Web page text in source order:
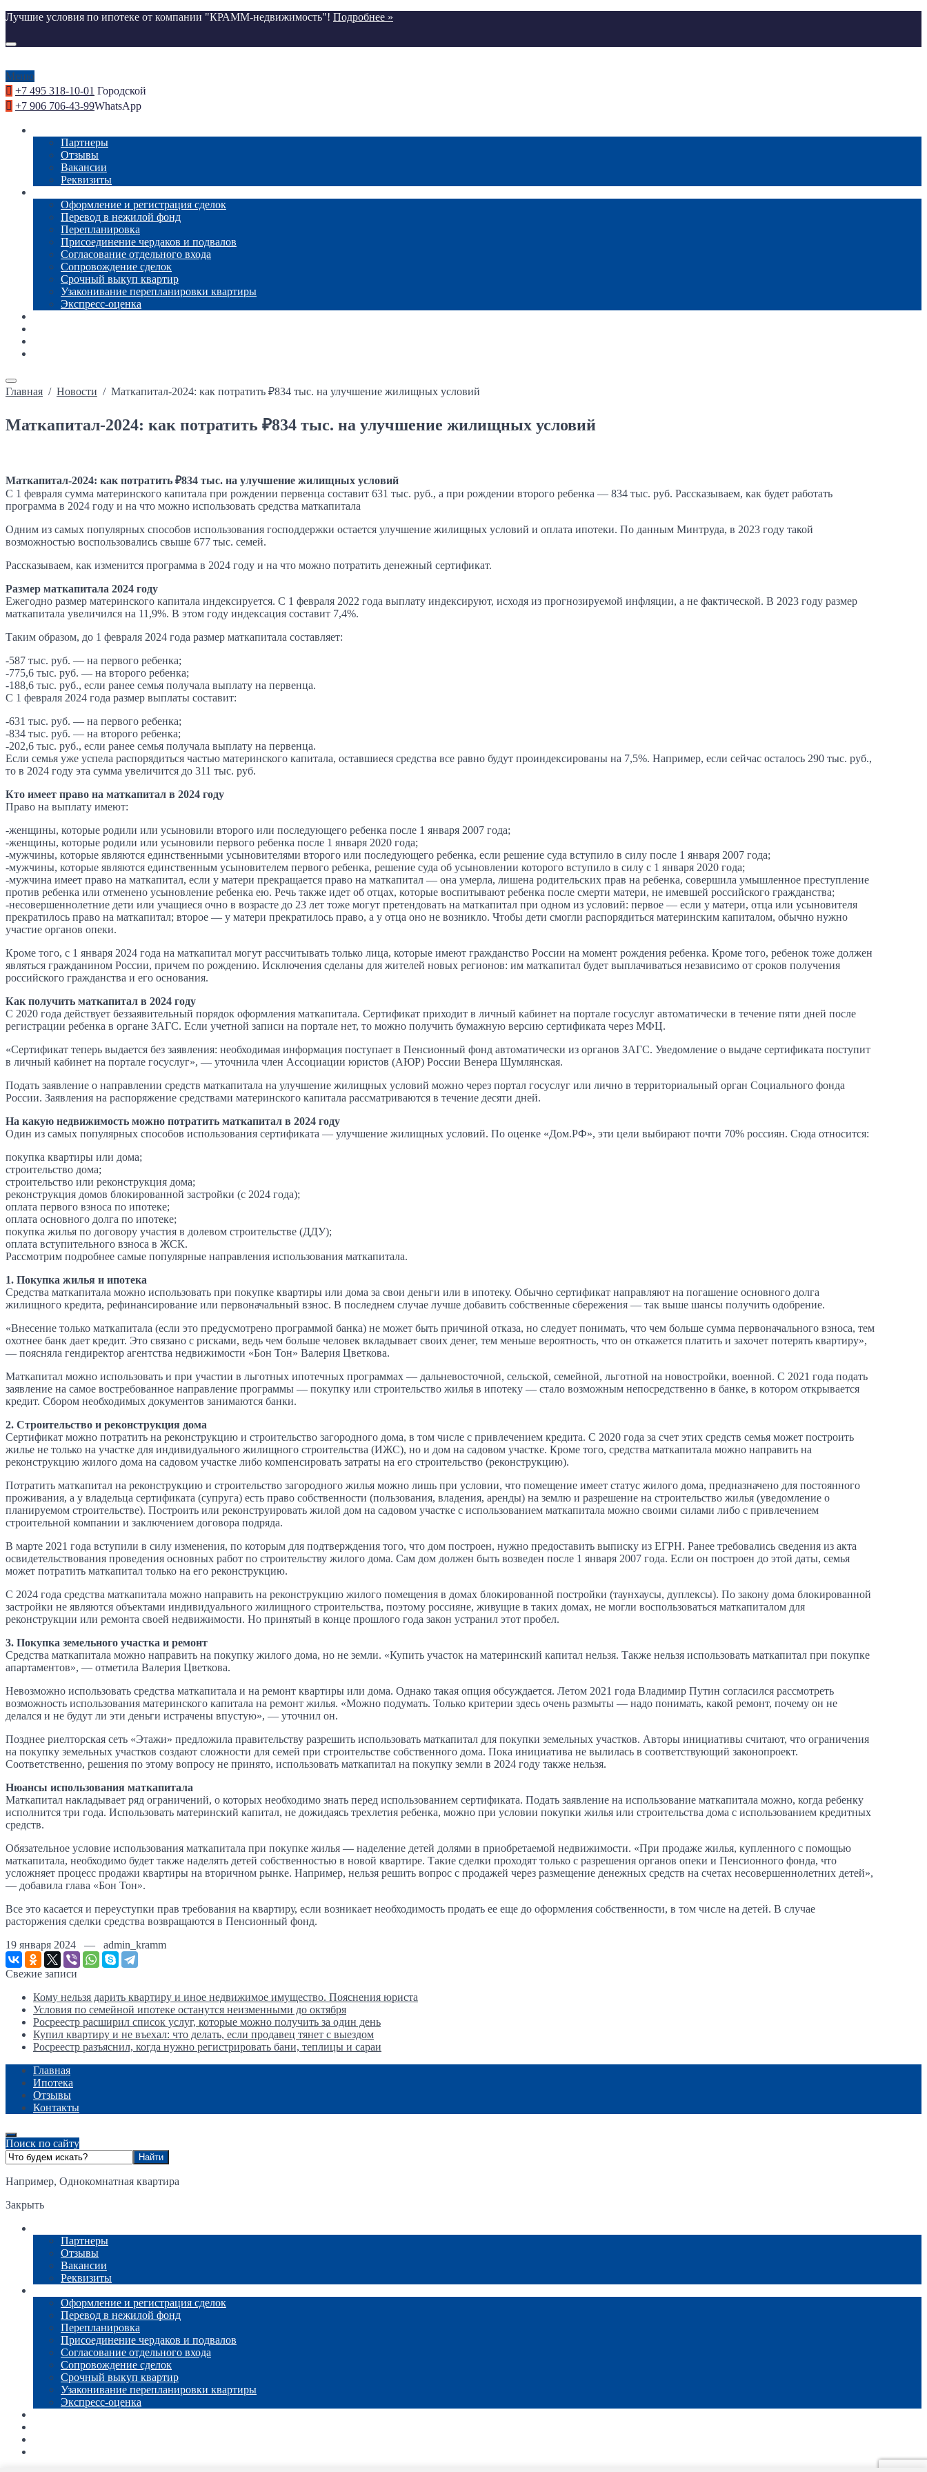
Лучшие условия по ипотеке от компании "КРАММ-недвижимость"! Подробнее »
Меню
+7 495 318-10-01 Городской
+7 906 706-43-99WhatsApp
Партнеры
Отзывы
Вакансии
Реквизиты
Оформление и регистрация сделок
Перевод в нежилой фонд
Перепланировка
Присоединение чердаков и подвалов
Согласование отдельного входа
Сопровождение сделок
Срочный выкуп квартир
Узаконивание перепланировки квартиры
Экспресс-оценка
Главная / Новости / Маткапитал-2024: как потратить ₽834 тыс. на улучшение жилищных условий
Маткапитал-2024: как потратить ₽834 тыс. на улучшение жилищных условий
Маткапитал-2024: как потратить ₽834 тыс. на улучшение жилищных условий
С 1 февраля сумма материнского капитала при рождении первенца составит 631 тыс. руб., а при рождении второго ребенка — 834 тыс. руб. Рассказываем, как будет работать
программа в 2024 году и на что можно использовать средства маткапитала
Одним из самых популярных способов использования господдержки остается улучшение жилищных условий и оплата ипотеки. По данным Минтруда, в 2023 году такой
возможностью воспользовались свыше 677 тыс. семей.
Рассказываем, как изменится программа в 2024 году и на что можно потратить денежный сертификат.
Размер маткапитала 2024 году
Ежегодно размер материнского капитала индексируется. С 1 февраля 2022 года выплату индексируют, исходя из прогнозируемой инфляции, а не фактической. В 2023 году размер
маткапитала увеличился на 11,9%. В этом году индексация составит 7,4%.
Таким образом, до 1 февраля 2024 года размер маткапитала составляет:
-587 тыс. руб. — на первого ребенка;
-775,6 тыс. руб. — на второго ребенка;
-188,6 тыс. руб., если ранее семья получала выплату на первенца.
С 1 февраля 2024 года размер выплаты составит:
-631 тыс. руб. — на первого ребенка;
-834 тыс. руб. — на второго ребенка;
-202,6 тыс. руб., если ранее семья получала выплату на первенца.
Если семья уже успела распорядиться частью материнского капитала, оставшиеся средства все равно будут проиндексированы на 7,5%. Например, если сейчас осталось 290 тыс. руб.,
то в 2024 году эта сумма увеличится до 311 тыс. руб.
Кто имеет право на маткапитал в 2024 году
Право на выплату имеют:
-женщины, которые родили или усыновили второго или последующего ребенка после 1 января 2007 года;
-женщины, которые родили или усыновили первого ребенка после 1 января 2020 года;
-мужчины, которые являются единственными усыновителями второго или последующего ребенка, если решение суда вступило в силу после 1 января 2007 года;
-мужчины, которые являются единственным усыновителем первого ребенка, решение суда об усыновлении которого вступило в силу с 1 января 2020 года;
-мужчина имеет право на маткапитал, если у матери прекращается право на маткапитал — она умерла, лишена родительских прав на ребенка, совершила умышленное преступление
против ребенка или отменено усыновление ребенка ею. Речь также идет об отцах, которые воспитывают ребенка после смерти матери, не имевшей российского гражданства;
-несовершеннолетние дети или учащиеся очно в возрасте до 23 лет тоже могут претендовать на маткапитал при одном из условий: первое — если у матери, отца или усыновителя
прекратилось право на маткапитал; второе — у матери прекратилось право, а у отца оно не возникло. Чтобы дети смогли распорядиться материнским капиталом, обычно нужно
участие органов опеки.
Кроме того, с 1 января 2024 года на маткапитал могут рассчитывать только лица, которые имеют гражданство России на момент рождения ребенка. Кроме того, ребенок тоже должен
являться гражданином России, причем по рождению. Исключения сделаны для жителей новых регионов: им маткапитал будет выплачиваться независимо от сроков получения
российского гражданства и его основания.
Как получить маткапитал в 2024 году
С 2020 года действует беззаявительный порядок оформления маткапитала. Сертификат приходит в личный кабинет на портале госуслуг автоматически в течение пяти дней после
регистрации ребенка в органе ЗАГС. Если учетной записи на портале нет, то можно получить бумажную версию сертификата через МФЦ.
«Сертификат теперь выдается без заявления: необходимая информация поступает в Пенсионный фонд автоматически из органов ЗАГС. Уведомление о выдаче сертификата поступит
в личный кабинет на портале госуслуг», — уточнила член Ассоциации юристов (АЮР) России Венера Шумлянская.
Подать заявление о направлении средств маткапитала на улучшение жилищных условий можно через портал госуслуг или лично в территориальный орган Социального фонда
России. Заявления на распоряжение средствами материнского капитала рассматриваются в течение десяти дней.
На какую недвижимость можно потратить маткапитал в 2024 году
Один из самых популярных способов использования сертификата — улучшение жилищных условий. По оценке «Дом.РФ», эти цели выбирают почти 70% россиян. Сюда относится:
покупка квартиры или дома;
строительство дома;
строительство или реконструкция дома;
реконструкция домов блокированной застройки (с 2024 года);
оплата первого взноса по ипотеке;
оплата основного долга по ипотеке;
покупка жилья по договору участия в долевом строительстве (ДДУ);
оплата вступительного взноса в ЖСК.
Рассмотрим подробнее самые популярные направления использования маткапитала.
1. Покупка жилья и ипотека
Средства маткапитала можно использовать при покупке квартиры или дома за свои деньги или в ипотеку. Обычно сертификат направляют на погашение основного долга
жилищного кредита, рефинансирование или первоначальный взнос. В последнем случае лучше добавить собственные сбережения — так выше шансы получить одобрение.
«Внесение только маткапитала (если это предусмотрено программой банка) не может быть причиной отказа, но следует понимать, что чем больше сумма первоначального взноса, тем
охотнее банк дает кредит. Это связано с рисками, ведь чем больше человек вкладывает своих денег, тем меньше вероятность, что он откажется платить и захочет потерять квартиру»,
— поясняла гендиректор агентства недвижимости «Бон Тон» Валерия Цветкова.
Маткапитал можно использовать и при участии в льготных ипотечных программах — дальневосточной, сельской, семейной, льготной на новостройки, военной. С 2021 года подать
заявление на самое востребованное направление программы — покупку или строительство жилья в ипотеку — стало возможным непосредственно в банке, в котором открывается
кредит. Сбором необходимых документов занимаются банки.
2. Строительство и реконструкция дома
Сертификат можно потратить на реконструкцию и строительство загородного дома, в том числе с привлечением кредита. С 2020 года за счет этих средств семья может построить
жилье не только на участке для индивидуального жилищного строительства (ИЖС), но и дом на садовом участке. Кроме того, средства маткапитала можно направить на
реконструкцию жилого дома на садовом участке либо компенсировать затраты на его строительство (реконструкцию).
Потратить маткапитал на реконструкцию и строительство загородного жилья можно лишь при условии, что помещение имеет статус жилого дома, предназначено для постоянного
проживания, а у владельца сертификата (супруга) есть право собственности (пользования, владения, аренды) на землю и разрешение на строительство жилья (уведомление о
планируемом строительстве). Построить или реконструировать жилой дом на садовом участке с использованием маткапитала можно своими силами либо с привлечением
строительной компании и заключением договора подряда.
В марте 2021 года вступили в силу изменения, по которым для подтверждения того, что дом построен, нужно предоставить выписку из ЕГРН. Ранее требовались сведения из акта
освидетельствования проведения основных работ по строительству жилого дома. Сам дом должен быть возведен после 1 января 2007 года. Если он построен до этой даты, семья
может потратить маткапитал только на его реконструкцию.
С 2024 года средства маткапитала можно направить на реконструкцию жилого помещения в домах блокированной постройки (таунхаусы, дуплексы). По закону дома блокированной
застройки не являются объектами индивидуального жилищного строительства, поэтому россияне, живущие в таких домах, не могли воспользоваться маткапиталом для
реконструкции или ремонта своей недвижимости. Но принятый в конце прошлого года закон устранил этот пробел.
3. Покупка земельного участка и ремонт
Средства маткапитала можно направить на покупку жилого дома, но не земли. «Купить участок на материнский капитал нельзя. Также нельзя использовать маткапитал при покупке
апартаментов», — отметила Валерия Цветкова.
Невозможно использовать средства маткапитала и на ремонт квартиры или дома. Однако такая опция обсуждается. Летом 2021 года Владимир Путин согласился рассмотреть
возможность использования материнского капитала на ремонт жилья. «Можно подумать. Только критерии здесь очень размыты — надо понимать, какой ремонт, почему он не
делался и не будут ли эти деньги истрачены впустую», — уточнил он.
Позднее риелторская сеть «Этажи» предложила правительству разрешить использовать маткапитал для покупки земельных участков. Авторы инициативы считают, что ограничения
на покупку земельных участков создают сложности для семей при строительстве собственного дома. Пока инициатива не вылилась в соответствующий законопроект.
Соответственно, решения по этому вопросу не принято, использовать маткапитал на покупку земли в 2024 году также нельзя.
Нюансы использования маткапитала
Маткапитал накладывает ряд ограничений, о которых необходимо знать перед использованием сертификата. Подать заявление на использование маткапитала можно, когда ребенку
исполнится три года. Использовать материнский капитал, не дожидаясь трехлетия ребенка, можно при условии покупки жилья или строительства дома с использованием кредитных
средств.
Обязательное условие использования маткапитала при покупке жилья — наделение детей долями в приобретаемой недвижимости. «При продаже жилья, купленного с помощью
маткапитала, необходимо будет также наделять детей собственностью в новой квартире. Такие сделки проходят только с разрешения органов опеки и Пенсионного фонда, что
усложняет процесс продажи квартиры на вторичном рынке. Например, нельзя решить вопрос с продажей через размещение денежных средств на счетах несовершеннолетних детей»,
— добавила глава «Бон Тон».
Все это касается и переуступки прав требования на квартиру, если возникает необходимость продать ее еще до оформления собственности, в том числе на детей. В случае
расторжения сделки средства возвращаются в Пенсионный фонд.
19 января 2024 — admin_kramm
Свежие записи
Кому нельзя дарить квартиру и иное недвижимое имущество. Пояснения юриста
Условия по семейной ипотеке останутся неизменными до октября
Росреестр расширил список услуг, которые можно получить за один день
Купил квартиру и не въехал: что делать, если продавец тянет с выездом
Росреестр разъяснил, когда нужно регистрировать бани, теплицы и сараи
Главная
Ипотека
Отзывы
Контакты
Поиск по сайту
Например, Однокомнатная квартира
Закрыть
Партнеры
Отзывы
Вакансии
Реквизиты
Оформление и регистрация сделок
Перевод в нежилой фонд
Перепланировка
Присоединение чердаков и подвалов
Согласование отдельного входа
Сопровождение сделок
Срочный выкуп квартир
Узаконивание перепланировки квартиры
Экспресс-оценка